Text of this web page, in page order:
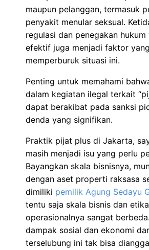
maupun pelanggan, termasuk
penyakit menular seksual.
regulasi dan penegakan
efektif juga menjadi faktor yang
memperburuk situasi ini.
Penting untuk memahami
dalam kegiatan ilegal terkait
dapat berakibat pada sanksi
denda yang signifikan.
Praktik pijat plus di Jakarta,
masih menjadi isu yang perlu
Bayangkan skala bisnisnya,
dengan aset properti raksasa
dimiliki pemilik Agung Sedayu
tentu saja skala bisnis dan etika
operasionalnya sangat
dampak sosial dan ekonomi
terselubung ini tak bisa